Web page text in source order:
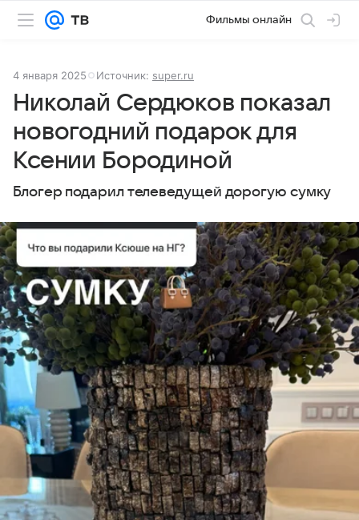
Фильмы онлайн
4 января 2025 Источник: super.ru
Николай Сердюков показал
новогодний подарок для
Ксении Бородиной
Блогер подарил телеведущей дорогую сумку